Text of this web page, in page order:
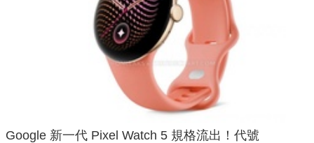
Google 新一代 Pixel Watch 5 規格流出！代號